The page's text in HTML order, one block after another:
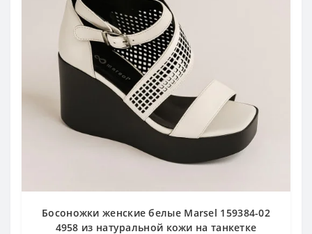
Босоножки женские белые Marsel 159384-02
4958 из натуральной кожи на танкетке